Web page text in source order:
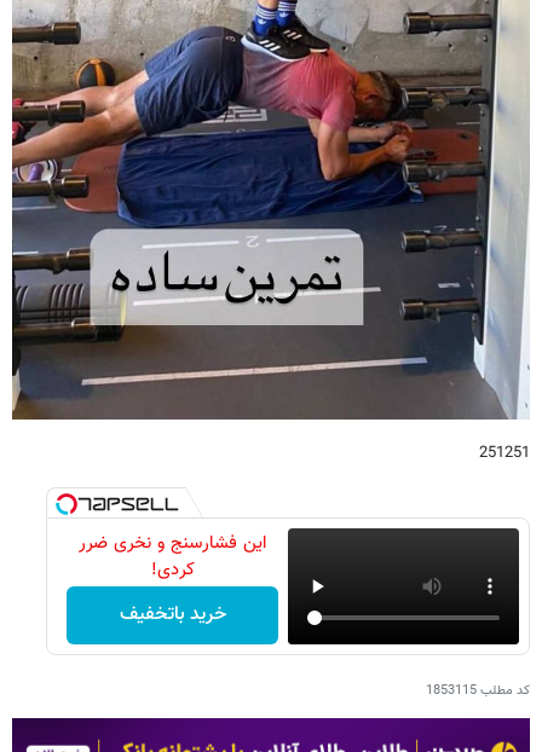
251251
این فشارسنج و نخری ضرر
کردی!
خرید باتخفیف
کد مطلب1853115